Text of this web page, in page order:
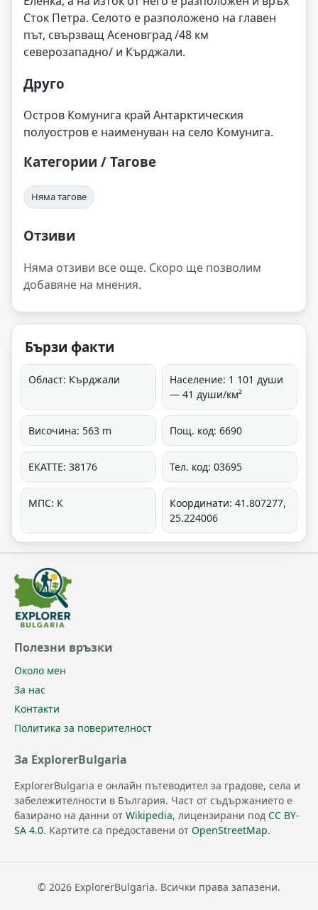
Сток Петра. Селото е разположено на главен
път, свързващ Асеновград /48 км
северозападно/ и Кърджали.
Друго
Остров Комунига край Антарктическия
полуостров е наименуван на село Комунига.
Категории / Тагове
Няма тагове
Отзиви
Няма отзиви все още. Скоро ще позволим
добавяне на мнения.
Бързи факти
Област: Кърджали
Население: 1 101 души
— 41 души/км²
Височина: 563 m Пощ. код: 6690
ЕКАТТЕ: 38176 Тел. код: 03695
МПС: К
Координати: 41.807277,
25.224006
Полезни връзки
Около мен
За нас
Контакти
Политика за поверителност
За ExplorerBulgaria
ExplorerBulgaria е онлайн пътеводител за градове, села и
забележителности в България. Част от съдържанието е
базирано на данни от Wikipedia, лицензирани под CC BY-
SA 4.0. Картите са предоставени от OpenStreetMap.
© 2026 ExplorerBulgaria. Всички права запазени.